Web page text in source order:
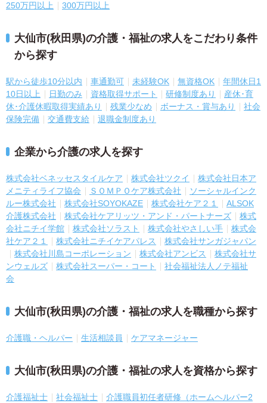
250万円以上 300万円以上
大仙市(秋田県)の介護・福祉の求人をこだわり条件
から探す
駅から徒歩10分以内 車通勤可 未経験OK 無資格OK
年間休日1
10日以上
日勤のみ 資格取得サポート 研修制度あり
産休･育
休･介護休暇取得実績あり
残業少なめ ボーナス・賞与あり
社会
保険完備
交通費支給 退職金制度あり
企業から介護の求人を探す
株式会社ベネッセスタイルケア 株式会社ツクイ
株式会社日本ア
メニティライフ協会
ＳＯＭＰＯケア株式会社
ソーシャルインク
ルー株式会社
株式会社SOYOKAZE 株式会社ケア２１
ALSOK
介護株式会社
株式会社ケアリッツ・アンド・パートナーズ
株式
会社ニチイ学館
株式会社ソラスト 株式会社やさしい手
株式会
社ケア２１
株式会社ニチイケアパレス
株式会社サンガジャパン
株式会社川島コーポレーション
株式会社アンビス
株式会社サ
ンウェルズ
株式会社スーパー・コート
社会福祉法人ノテ福祉
会
大仙市(秋田県)の介護・福祉の求人を職種から探す
介護職・ヘルパー 生活相談員 ケアマネージャー
大仙市(秋田県)の介護・福祉の求人を資格から探す
介護福祉士 社会福祉士
介護職員初任者研修（ホームヘルパー2